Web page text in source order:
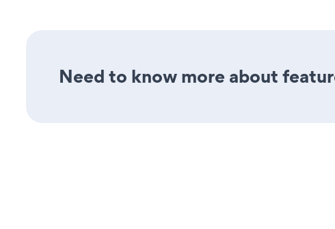
Need to know more about